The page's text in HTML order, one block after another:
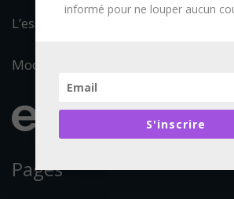
L’essentiel de l’offre francophone
Mooc Francophone fait partie du
Pages
informé pour ne louper aucun
S'inscrire